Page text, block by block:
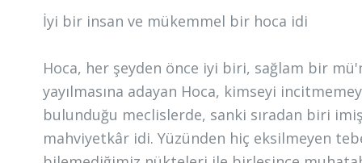
İyi bir insan ve mükemmel bir hoca idi
Hoca, her şeyden önce iyi biri, sağlam bir
yayılmasına adayan Hoca, kimseyi
bulunduğu meclislerde, sanki sıradan biri
mahviyetkâr idi. Yüzünden hiç eksilmeyen